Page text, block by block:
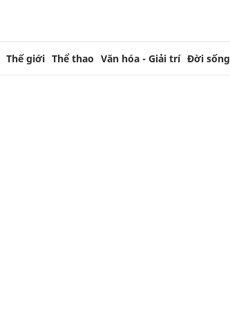
Thế giới Thể thao Văn hóa - Giải trí Đời sống